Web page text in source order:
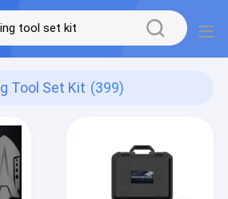
Tool Set Kit (399)